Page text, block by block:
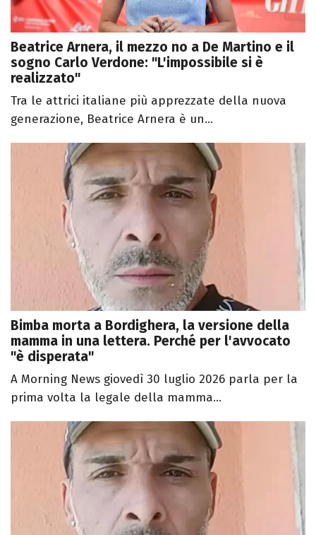
Beatrice Arnera, il mezzo no a De Martino e il
sogno Carlo Verdone: "L'impossibile si è
realizzato"
Tra le attrici italiane più apprezzate della nuova
generazione, Beatrice Arnera è un...
Bimba morta a Bordighera, la versione della
mamma in una lettera. Perché per l'avvocato
"è disperata"
A Morning News giovedì 30 luglio 2026 parla per la
prima volta la legale della mamma...